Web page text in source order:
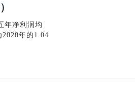
年净利润均
年的1.04